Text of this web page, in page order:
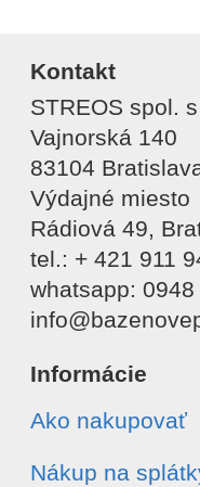
Kontakt
STREOS spol.
Vajnorská 140
83104
Výdajné miesto
Rádiová 49,
tel.: + 421 911
whatsapp:
Informácie
Ako nakupovať
Nákup na